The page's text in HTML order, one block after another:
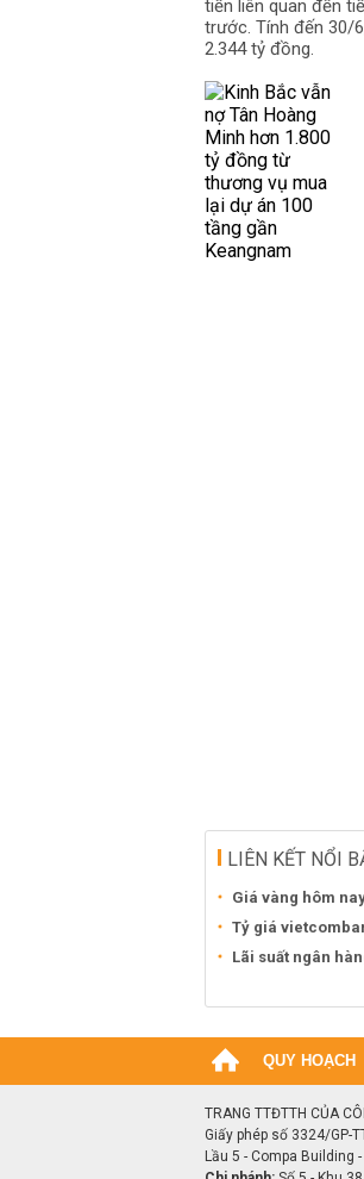
tiền liên quan đến
trước. Tính đến 30/
2.344 tỷ đồng.
LIÊN KẾT NỔI
Giá vàng hôm
Tỷ giá
Lãi suất ngân
QUY HOẠCH
TRANG TTĐTTH CỦA
Giấy phép số 3324/GP-
Lầu 5 - Compa Building